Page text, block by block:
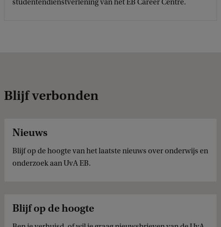
studentendienstverlening van het EB Career Centre.
Blijf verbonden
Nieuws
Blijf op de hoogte van het laatste nieuws over onderwijs en
onderzoek aan UvA EB.
Blijf op de hoogte